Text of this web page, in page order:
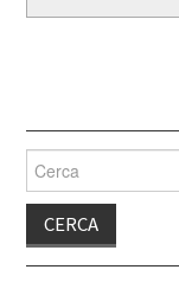
per: